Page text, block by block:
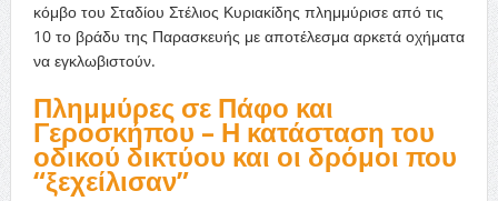
κόμβο του Σταδίου Στέλιος Κυριακίδης πλημμύρισε από τις
10 το βράδυ της Παρασκευής με αποτέλεσμα αρκετά οχήματα
να εγκλωβιστούν.
Πλημμύρες σε Πάφο και
Γεροσκήπου – Η κατάσταση του
οδικού δικτύου και οι δρόμοι που
“ξεχείλισαν”